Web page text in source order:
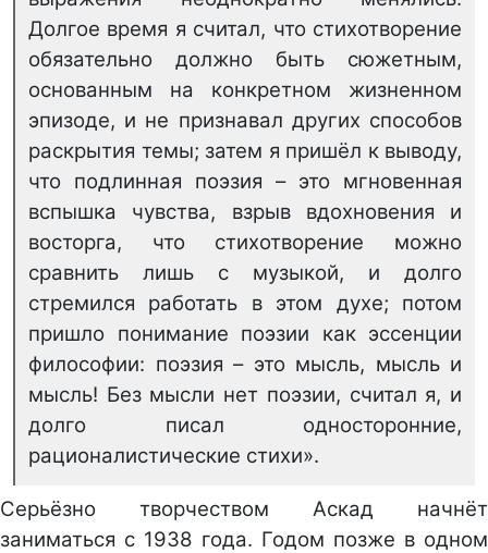
Долгое время я считал, что стихотворение
обязательно должно быть сюжетным,
основанным на конкретном жизненном
эпизоде, и не признавал других способов
раскрытия темы; затем я пришёл к выводу,
что подлинная поэзия – это мгновенная
вспышка чувства, взрыв вдохновения и
восторга, что стихотворение можно
сравнить лишь с музыкой, и долго
стремился работать в этом духе; потом
пришло понимание поэзии как эссенции
философии: поэзия – это мысль, мысль и
мысль! Без мысли нет поэзии, считал я, и
долго писал односторонние,
рационалистические стихи».
Серьёзно творчеством Аскад начнёт
заниматься с 1938 года. Годом позже в одном